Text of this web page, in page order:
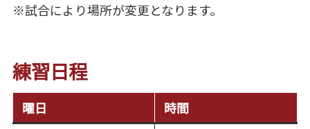
※試合により場所が変更となります。
練習日程
曜日
時間